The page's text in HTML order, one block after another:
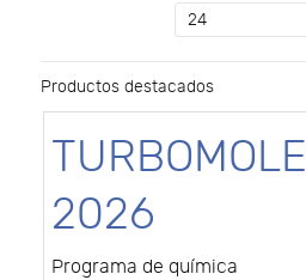
Productos destacados
TURBOMOLE
2026
Programa de química